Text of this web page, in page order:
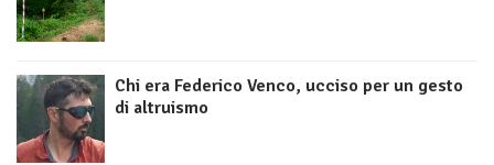
Chi era Federico Venco, ucciso per un gesto
di altruismo